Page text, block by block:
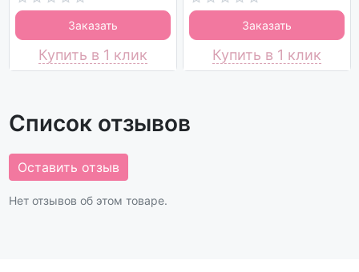
Заказать
Купить в 1 клик
Заказать
Купить в 1 клик
Список отзывов
Оставить отзыв
Нет отзывов об этом товаре.